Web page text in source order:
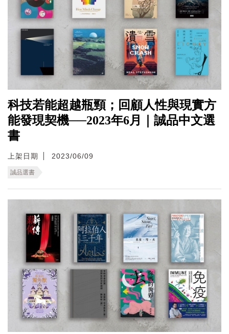
科技若能超越瓶頸；回顧人性與現實方
能發現契機──2023年6月｜誠品中文選
書
上架日期 2023/06/09
誠品選書